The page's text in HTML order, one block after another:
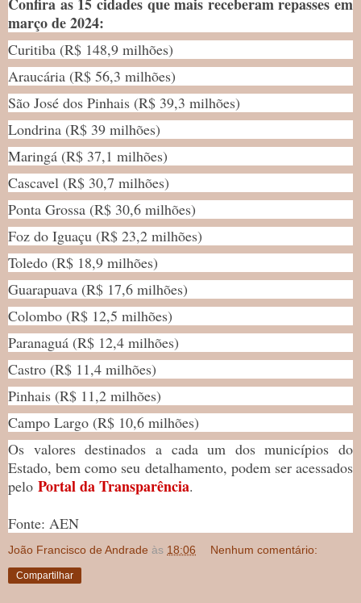
março de 2024:
Curitiba (R$ 148,9 milhões)
Araucária (R$ 56,3 milhões)
São José dos Pinhais (R$ 39,3 milhões)
Londrina (R$ 39 milhões)
Maringá (R$ 37,1 milhões)
Cascavel (R$ 30,7 milhões)
Ponta Grossa (R$ 30,6 milhões)
Foz do Iguaçu (R$ 23,2 milhões)
Toledo (R$ 18,9 milhões)
Guarapuava (R$ 17,6 milhões)
Colombo (R$ 12,5 milhões)
Paranaguá (R$ 12,4 milhões)
Castro (R$ 11,4 milhões)
Pinhais (R$ 11,2 milhões)
Campo Largo (R$ 10,6 milhões)
Os valores destinados a cada um dos municípios do
Estado, bem como seu detalhamento, podem ser acessados
pelo Portal da Transparência.
Fonte: AEN
João Francisco de Andrade às 18:06 Nenhum comentário:
Compartilhar